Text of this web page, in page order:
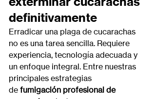
definitivamente
Erradicar una plaga de cucarachas
no es una tarea sencilla. Requiere
experiencia, tecnología adecuada y
un enfoque integral. Entre nuestras
principales estrategias
de fumigación profesional de